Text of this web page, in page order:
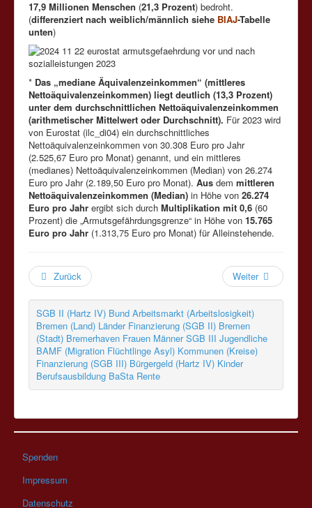
17,9 Millionen Menschen (21,3 Prozent) bedroht.
(differenziert nach weiblich/männlich siehe BIAJ-Tabelle
unten)
* Das „mediane Äquivalenzeinkommen“ (mittleres
Nettoäquivalenzeinkommen) liegt deutlich (13,3 Prozent)
unter dem durchschnittlichen Nettoäquivalenzeinkommen
(arithmetischer Mittelwert oder Durchschnitt). Für 2023 wird
von Eurostat (ilc_di04) ein durchschnittliches
Nettoäquivalenzeinkommen von 30.308 Euro pro Jahr
(2.525,67 Euro pro Monat) genannt, und ein mittleres
(medianes) Nettoäquivalenzeinkommen (Median) von 26.274
Euro pro Jahr (2.189,50 Euro pro Monat). Aus dem mittleren
Nettoäquivalenzeinkommen (Median) in Höhe von 26.274
Euro pro Jahr ergibt sich durch Multiplikation mit 0,6 (60
Prozent) die „Armutsgefährdungsgrenze“ in Höhe von 15.765
Euro pro Jahr (1.313,75 Euro pro Monat) für Alleinstehende.
Zurück Weiter
SGB II (Hartz IV) Bund Arbeitsmarkt (Arbeitslosigkeit)
Bremen (Land) Länder Finanzierung (SGB II) Bremen
(Stadt) Bremerhaven Frauen Männer SGB III Jugendliche
BAMF (Migration Flüchtlinge Asyl) Kommunen (Kreise)
Finanzierung (SGB III) Bürgergeld (Hartz IV) Kinder
Berufsausbildung BaSta Rente
Spenden
Impressum
Datenschutz